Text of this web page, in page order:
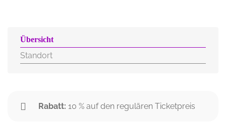
Übersicht
Standort
Rabatt: 10 % auf den regulären Ticketpreis